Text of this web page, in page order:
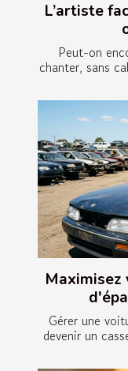
L’artiste
Peut-on
chanter, sans
Maximisez
Gérer une
devenir un